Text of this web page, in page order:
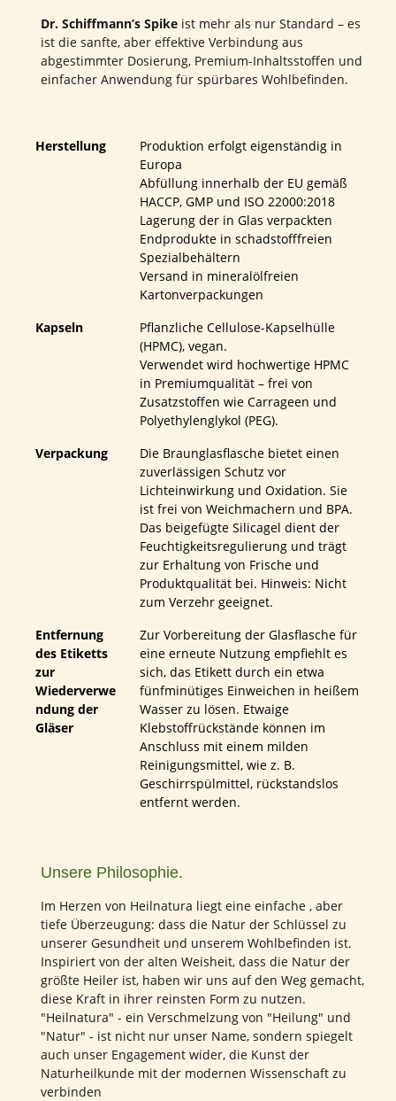
Dr. Schiffmann’s Spike ist mehr als nur Standard – es
ist die sanfte, aber effektive Verbindung aus
abgestimmter Dosierung, Premium-Inhaltsstoffen und
einfacher Anwendung für spürbares Wohlbefinden.
Herstellung
Produktion erfolgt eigenständig in
Europa
Abfüllung innerhalb der EU gemäß
HACCP, GMP und ISO 22000:2018
Lagerung der in Glas verpackten
Endprodukte in schadstofffreien
Spezialbehältern
Versand in mineralölfreien
Kartonverpackungen
Kapseln
Pflanzliche Cellulose-Kapselhülle
(HPMC), vegan.
Verwendet wird hochwertige HPMC
in Premiumqualität – frei von
Zusatzstoffen wie Carrageen und
Polyethylenglykol (PEG).
Verpackung
Die Braunglasflasche bietet einen
zuverlässigen Schutz vor
Lichteinwirkung und Oxidation. Sie
ist frei von Weichmachern und BPA.
Das beigefügte Silicagel dient der
Feuchtigkeitsregulierung und trägt
zur Erhaltung von Frische und
Produktqualität bei. Hinweis: Nicht
zum Verzehr geeignet.
Entfernung
des Etiketts
zur
Wiederverwe
ndung der
Gläser
Zur Vorbereitung der Glasflasche für
eine erneute Nutzung empfiehlt es
sich, das Etikett durch ein etwa
fünfminütiges Einweichen in heißem
Wasser zu lösen. Etwaige
Klebstoffrückstände können im
Anschluss mit einem milden
Reinigungsmittel, wie z. B.
Geschirrspülmittel, rückstandslos
entfernt werden.
Unsere Philosophie.
Im Herzen von Heilnatura liegt eine einfache , aber
tiefe Überzeugung: dass die Natur der Schlüssel zu
unserer Gesundheit und unserem Wohlbefinden ist.
Inspiriert von der alten Weisheit, dass die Natur der
größte Heiler ist, haben wir uns auf den Weg gemacht,
diese Kraft in ihrer reinsten Form zu nutzen.
"Heilnatura" - ein Verschmelzung von "Heilung" und
"Natur" - ist nicht nur unser Name, sondern spiegelt
auch unser Engagement wider, die Kunst der
Naturheilkunde mit der modernen Wissenschaft zu
verbinden